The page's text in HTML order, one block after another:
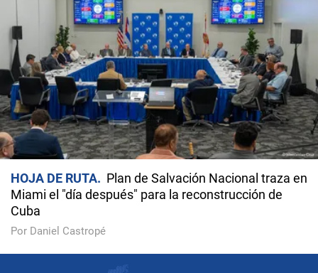
HOJA DE RUTA
Plan de Salvación Nacional traza en
Miami el "día después" para la reconstrucción de
Cuba
Por Daniel Castropé